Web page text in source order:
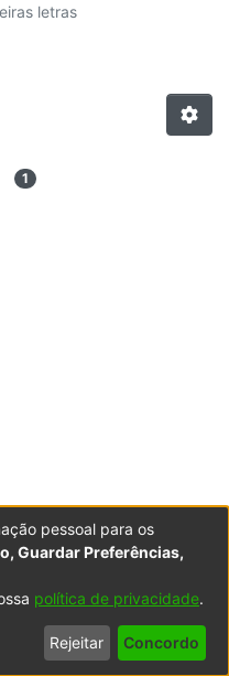
letras
1
© 2003-2026LYRASIS
de
Termos
de Uso
Contacte-
nos
pessoal para os
Guardar Preferências,
política de privacidade.
Rejeitar Concordo